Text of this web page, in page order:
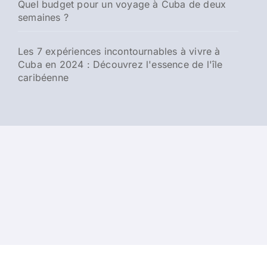
Quel budget pour un voyage à Cuba de deux
semaines ?
Les 7 expériences incontournables à vivre à
Cuba en 2024 : Découvrez l'essence de l'île
caribéenne